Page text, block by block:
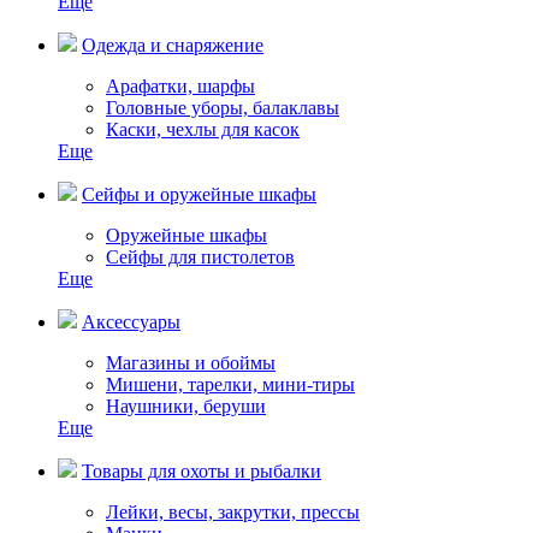
Одежда и снаряжение
Арафатки, шарфы
Головные уборы, балаклавы
Каски, чехлы для касок
Еще
Сейфы и оружейные шкафы
Оружейные шкафы
Сейфы для пистолетов
Еще
Аксессуары
Магазины и обоймы
Мишени, тарелки, мини-тиры
Наушники, беруши
Еще
Товары для охоты и рыбалки
Лейки, весы, закрутки, прессы